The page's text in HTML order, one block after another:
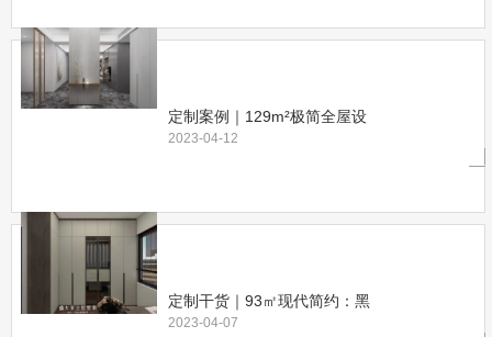
定制案例｜129m²极简全屋设
2023-04-12
定制干货｜93㎡现代简约：黑
2023-04-07